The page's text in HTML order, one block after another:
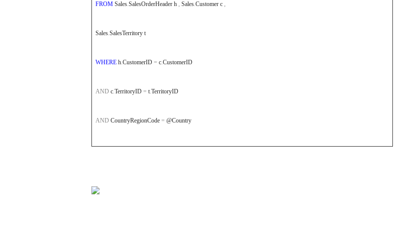
FROM Sales.SalesOrderHeader h , Sales.Customer c ,
Sales.SalesTerritory t
WHERE h.CustomerID = c.CustomerID
AND c.TerritoryID = t.TerritoryID
AND CountryRegionCode = @Country